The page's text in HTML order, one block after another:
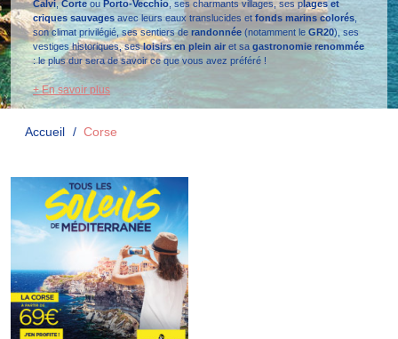
Calvi,Corte ou Porto-Vecchio, ses charmants villages, ses plages et
criques sauvagesavec leurs eaux translucides et fonds marins colorés
son climat privilégié, ses sentiers de randonnée (notamment le GR20), ses
vestiges historiques, sesloisirs en plein air et sa gastronomie renommée
: le plus dur sera de savoir ce que vous avez préféré !
+ En savoir plus
Accueil Corse